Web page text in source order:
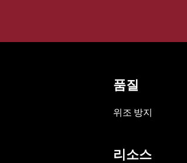
품질
위조 방지
리소스